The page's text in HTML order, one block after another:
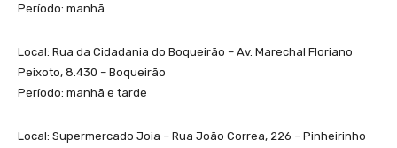
Período: manhã
Local: Rua da Cidadania do Boqueirão – Av. Marechal Floriano
Peixoto, 8.430 – Boqueirão
Período: manhã e tarde
Local: Supermercado Joia – Rua João Correa, 226 – Pinheirinho